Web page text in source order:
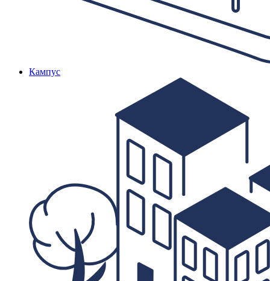
Кампус